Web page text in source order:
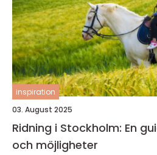
inspiration
03. August 2025
Ridning i Stockholm: En
och möjligheter